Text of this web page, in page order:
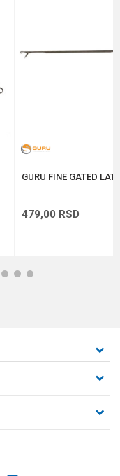
GURU FINE GATED
479,00 RSD
101112